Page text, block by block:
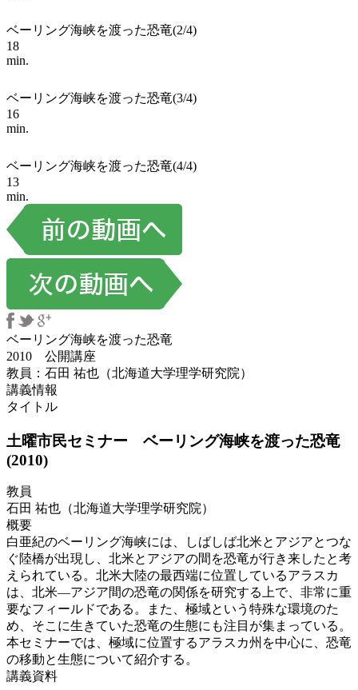
ベーリング海峡を渡った恐竜(2/4)
18
min.
ベーリング海峡を渡った恐竜(3/4)
16
min.
ベーリング海峡を渡った恐竜(4/4)
13
min.
ベーリング海峡を渡った恐竜
2010 公開講座
教員：石田 祐也（北海道大学理学研究院）
講義情報
タイトル
土曜市民セミナー ベーリング海峡を渡った恐竜
(2010)
教員
石田 祐也（北海道大学理学研究院）
概要
白亜紀のベーリング海峡には、しばしば北米とアジアとつな
ぐ陸橋が出現し、北米とアジアの間を恐竜が行き来したと考
えられている。北米大陸の最西端に位置しているアラスカ
は、北米―アジア間の恐竜の関係を研究する上で、非常に重
要なフィールドである。また、極域という特殊な環境のた
め、そこに生きていた恐竜の生態にも注目が集まっている。
本セミナーでは、極域に位置するアラスカ州を中心に、恐竜
の移動と生態について紹介する。
講義資料